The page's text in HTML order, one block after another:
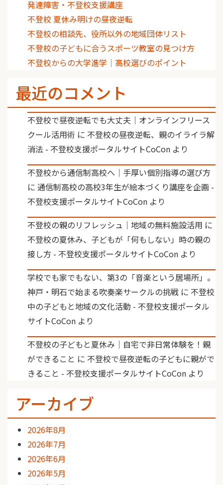
発達障害・不登校支援講座
不登校 夏休み明けの昼夜逆転
不登校の相談先、役所以外の地域団体リスト
不登校の子どもに合うスポーツ教室の見つけ方
不登校からの大学進学｜高校選びのポイント
最近のコメント
不登校で昼夜逆転でも大丈夫｜オンラインフリース
クール活用術 に 不登校の昼夜逆転、親のイライラ解
消法 - 不登校支援ポータルサイトCoCon より
不登校から通信制高校へ｜手厚い個別指導の選び方
に 通信制高校の高校3年生が絵本づくり講座を企画 -
不登校支援ポータルサイトCoCon より
不登校の親のリフレッシュ｜地域の無料施設活用 に
不登校の夏休み、子どもが「何もしない」時の親の
接し方 - 不登校支援ポータルサイトCoCon より
学校でも家でもない、第3の「音楽という居場所」。
神戸・明石で始まる吹奏楽サークルの挑戦 に 不登校
中の子どもと地域の文化活動 - 不登校支援ポータル
サイトCoCon より
不登校の子どもと夏休み｜自宅で非日常体験を！親
ができること に 不登校で昼夜逆転の子どもに親がで
きること - 不登校支援ポータルサイトCoCon より
アーカイブ
2026年8月
2026年7月
2026年6月
2026年5月